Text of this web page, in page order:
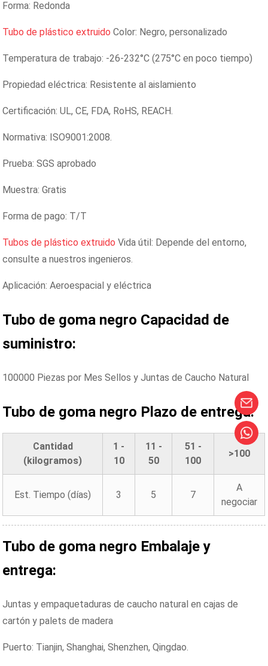
Forma: Redonda
Tubo de plástico extruido Color: Negro, personalizado
Temperatura de trabajo: -26-232°C (275°C en poco tiempo)
Propiedad eléctrica: Resistente al aislamiento
Certificación: UL, CE, FDA, RoHS, REACH.
Normativa: ISO9001:2008.
Prueba: SGS aprobado
Muestra: Gratis
Forma de pago: T/T
Tubos de plástico extruido Vida útil: Depende del entorno,
consulte a nuestros ingenieros.
Aplicación: Aeroespacial y eléctrica
Tubo de goma negro Capacidad de
suministro:
100000 Piezas por Mes Sellos y Juntas de Caucho Natural
Tubo de goma negro Plazo de entrega:
Cantidad
(kilogramos)
1 -
10
11 -
50
51 -
100
>100
Est. Tiempo (días) 3 5 7
A
negociar
Tubo de goma negro Embalaje y
entrega:
Juntas y empaquetaduras de caucho natural en cajas de
cartón y palets de madera
Puerto: Tianjin, Shanghai, Shenzhen, Qingdao.